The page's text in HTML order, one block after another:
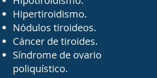
el metabolismo.
El crecimiento y desarrollo
de adolescentes con
alteraciones hormonales
Hipertiroidismo.
Nódulos tiroideos.
Cáncer de tiroides.
Síndrome de ovario
poliquístico.